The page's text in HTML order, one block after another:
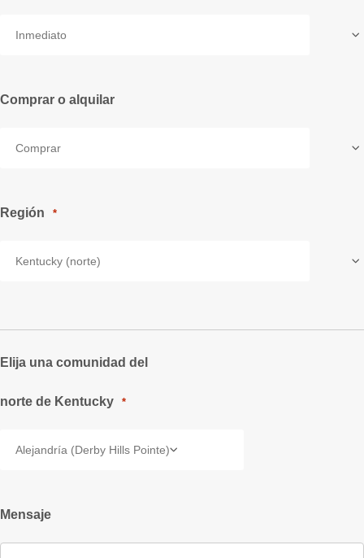
Comprar o alquilar
Región *
Elija una comunidad del
norte de Kentucky *
Mensaje